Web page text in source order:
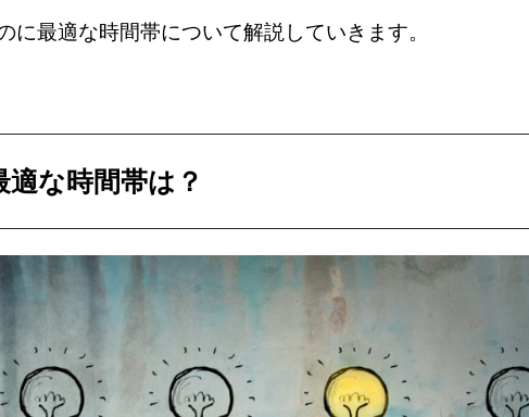
に最適な時間帯について解説していきます。
な時間帯は？